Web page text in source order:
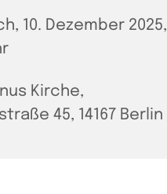
10. Dezember 2025,
Kirche,
45, 14167 Berlin